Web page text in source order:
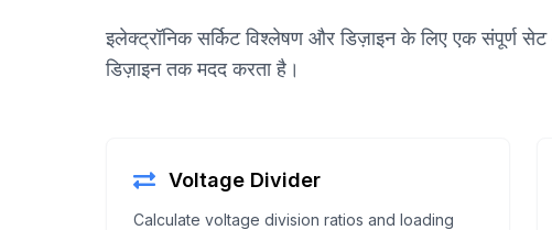
इलेक्ट्रॉनिक सर्किट विश्लेषण और डिज़ाइन के लिए एक
डिज़ाइन तक मदद करता है।
Voltage Divider
Calculate voltage division ratios and loading